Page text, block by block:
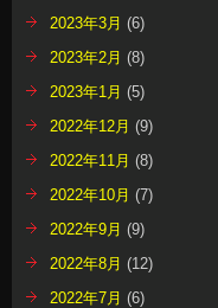
2023年3月 (6)
2023年2月 (8)
2023年1月 (5)
2022年12月 (9)
2022年11月 (8)
2022年10月 (7)
2022年9月 (9)
2022年8月 (12)
2022年7月 (6)